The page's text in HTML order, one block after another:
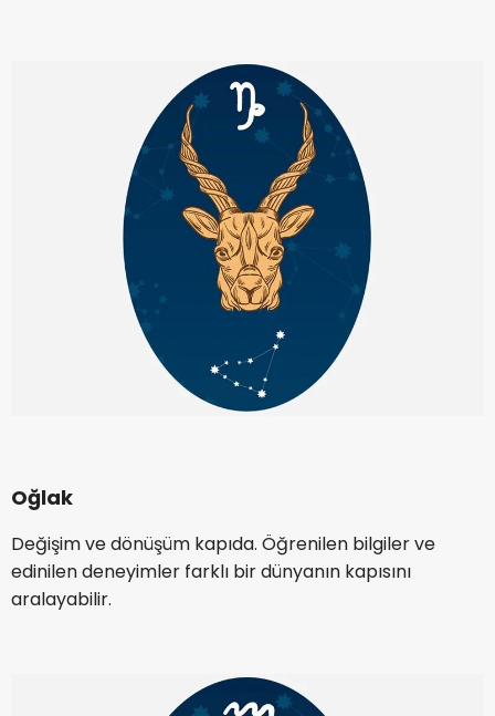
Oğlak
Değişim ve dönüşüm kapıda. Öğrenilen bilgiler ve
edinilen deneyimler farklı bir dünyanın kapısını
aralayabilir.